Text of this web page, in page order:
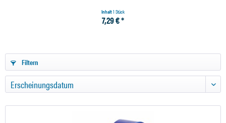
Inhalt1 Stück
7,29 € *
Filtern